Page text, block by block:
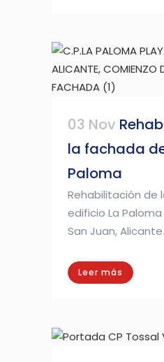
03 Nov
la fachada
Paloma
Rehabilitación de
edificio La
San Juan,
Leer más